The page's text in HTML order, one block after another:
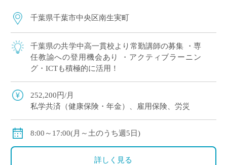
千葉県千葉市中央区南生実町
千葉県の共学中高一貫校より常勤講師の募集 ・専
任教諭への登用機会あり ・アクティブラーニン
グ・ICTも積極的に活用！
252,200円/月
私学共済（健康保険・年金）、雇用保険、労災
8:00～17:00(月～土のうち週5日)
詳しく見る